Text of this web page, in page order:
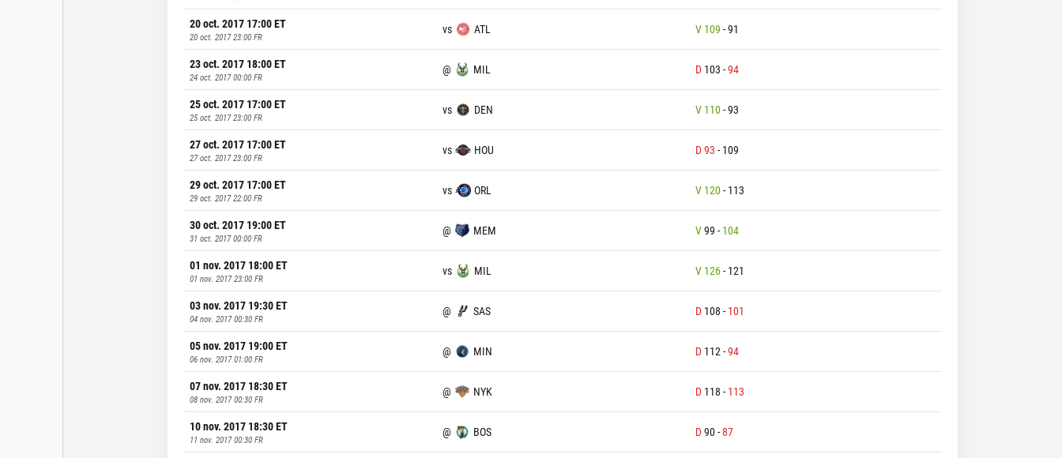
20 oct. 2017 17:00ET
20 oct. 2017 23:00 FR
vs ATL V 109 -91
23 oct. 2017 18:00ET
24 oct. 2017 00:00 FR
@ MIL D 103 -94
25 oct. 2017 17:00ET
25 oct. 2017 23:00 FR
vs DEN V 110-93
27 oct. 2017 17:00ET
27 oct. 2017 23:00 FR
vs HOU D 93 - 109
29 oct. 2017 17:00ET
29 oct. 2017 22:00 FR
vs ORL V 120- 113
30 oct. 2017 19:00ET
31 oct. 2017 00:00 FR
@ MEM V99 - 104
01 nov. 2017 18:00ET
01 nov. 2017 23:00 FR
vs MIL V 126- 121
03 nov. 2017 19:30ET
04 nov. 2017 00:30 FR
@ SAS D 108 - 101
05 nov. 2017 19:00ET
06 nov. 2017 01:00 FR
@ MIN D 112-94
07 nov. 2017 18:30ET
08 nov. 2017 00:30 FR
@ NYK D 118 - 113
10 nov. 2017 18:30ET
11 nov. 2017 00:30 FR
@ BOS D 90-87